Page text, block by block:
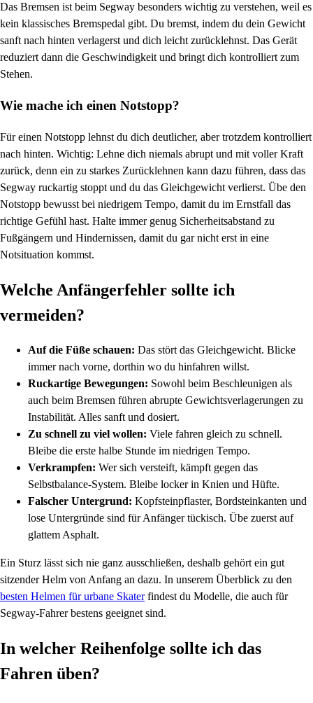
Das Bremsen ist beim Segway besonders wichtig zu verstehen, weil es
kein klassisches Bremspedal gibt. Du bremst, indem du dein Gewicht
sanft nach hinten verlagerst und dich leicht zurücklehnst. Das Gerät
reduziert dann die Geschwindigkeit und bringt dich kontrolliert zum
Stehen.
Wie mache ich einen Notstopp?
Für einen Notstopp lehnst du dich deutlicher, aber trotzdem kontrolliert
nach hinten. Wichtig: Lehne dich niemals abrupt und mit voller Kraft
zurück, denn ein zu starkes Zurücklehnen kann dazu führen, dass das
Segway ruckartig stoppt und du das Gleichgewicht verlierst. Übe den
Notstopp bewusst bei niedrigem Tempo, damit du im Ernstfall das
richtige Gefühl hast. Halte immer genug Sicherheitsabstand zu
Fußgängern und Hindernissen, damit du gar nicht erst in eine
Notsituation kommst.
Welche Anfängerfehler sollte ich
vermeiden?
Auf die Füße schauen: Das stört das Gleichgewicht. Blicke
immer nach vorne, dorthin wo du hinfahren willst.
Ruckartige Bewegungen: Sowohl beim Beschleunigen als
auch beim Bremsen führen abrupte Gewichtsverlagerungen zu
Instabilität. Alles sanft und dosiert.
Zu schnell zu viel wollen: Viele fahren gleich zu schnell.
Bleibe die erste halbe Stunde im niedrigen Tempo.
Verkrampfen: Wer sich versteift, kämpft gegen das
Selbstbalance-System. Bleibe locker in Knien und Hüfte.
Falscher Untergrund: Kopfsteinpflaster, Bordsteinkanten und
lose Untergründe sind für Anfänger tückisch. Übe zuerst auf
glattem Asphalt.
Ein Sturz lässt sich nie ganz ausschließen, deshalb gehört ein gut
sitzender Helm von Anfang an dazu. In unserem Überblick zu den
besten Helmen für urbane Skaterfindest du Modelle, die auch für
Segway-Fahrer bestens geeignet sind.
In welcher Reihenfolge sollte ich das
Fahren üben?